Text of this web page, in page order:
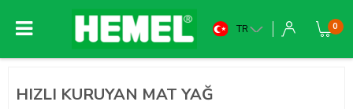
TR 0
HIZLI KURUYAN MAT YAĞ